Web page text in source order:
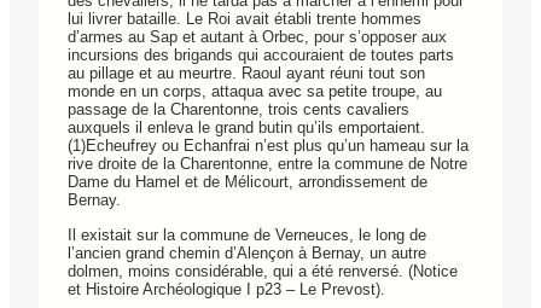
lui livrer bataille. Le Roi avait établi trente hommes
d’armes au Sap et autant à Orbec, pour s’opposer aux
incursions des brigands qui accouraient de toutes parts
au pillage et au meurtre. Raoul ayant réuni tout son
monde en un corps, attaqua avec sa petite troupe, au
passage de la Charentonne, trois cents cavaliers
auxquels il enleva le grand butin qu’ils emportaient.
(1)Echeufrey ou Echanfrai n’est plus qu’un hameau sur la
rive droite de la Charentonne, entre la commune de Notre
Dame du Hamel et de Mélicourt, arrondissement de
Bernay.
Il existait sur la commune de Verneuces, le long de
l’ancien grand chemin d’Alençon à Bernay, un autre
dolmen, moins considérable, qui a été renversé. (Notice
et Histoire Archéologique I p23 – Le Prevost).